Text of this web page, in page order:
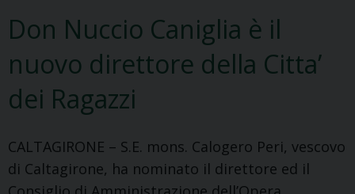
Don Nuccio Caniglia è il
nuovo direttore della Citta’
dei Ragazzi
CALTAGIRONE – S.E. mons. Calogero Peri, vescovo
di Caltagirone, ha nominato il direttore ed il